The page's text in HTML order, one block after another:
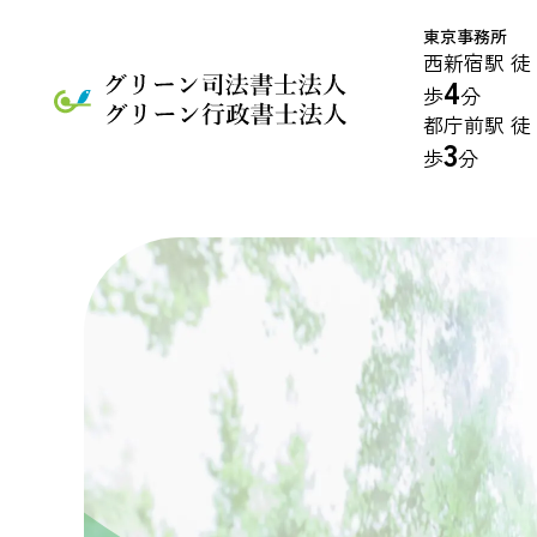
東京事務所
西新宿駅 徒
歩4分
都庁前駅 徒
歩3分